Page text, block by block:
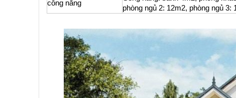
công năng
phòng ngủ 2: 12m2, phòng ngủ 3: